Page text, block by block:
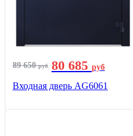
89 650руб 80 685 руб
Входная дверь AG6061